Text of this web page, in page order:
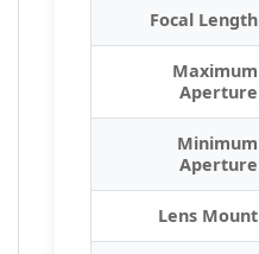
Focal Length
Maximum
Aperture
Minimum
Aperture
Lens Mount